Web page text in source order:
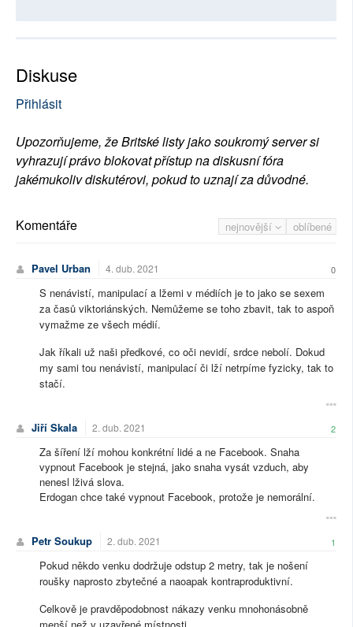
Diskuse
Přihlásit
Upozorňujeme, že Britské listy jako soukromý server si
vyhrazují právo blokovat přístup na diskusní fóra
jakémukoliv diskutérovi, pokud to uznají za důvodné.
nejnovější oblíbené
Komentáře
Pavel Urban 4. dub. 2021 0
S nenávistí, manipulací a lžemi v médiích je to jako se sexem
za časů viktoriánských. Nemůžeme se toho zbavit, tak to aspoň
vymažme ze všech médií.
Jak říkali už naši předkové, co oči nevidí, srdce nebolí. Dokud
my sami tou nenávistí, manipulací či lží netrpíme fyzicky, tak to
stačí.
Jiří Skala 2. dub. 2021 2
Za šíření lží mohou konkrétní lidé a ne Facebook. Snaha
vypnout Facebook je stejná, jako snaha vysát vzduch, aby
nenesl lživá slova.
Erdogan chce také vypnout Facebook, protože je nemorální.
Petr Soukup 2. dub. 2021 1
Pokud někdo venku dodržuje odstup 2 metry, tak je nošení
roušky naprosto zbytečné a naoapak kontraproduktivní.
Celkově je pravděpodobnost nákazy venku mnohonásobně